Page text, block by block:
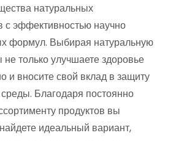
натуральных
с эффективностью научно
формул. Выбирая натуральную
не только улучшаете здоровье
и вносите свой вклад в защиту
Благодаря постоянно
продуктов вы
идеальный вариант,